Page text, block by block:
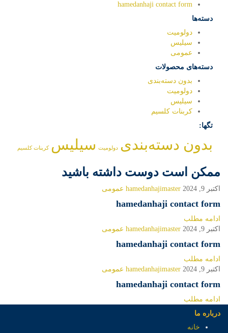
hamedanhaji contact form
دسته‌ها
دولومیت
سیلیس
عمومی
دسته‌های محصولات
بدون دسته‌بندی
دولومیت
سیلیس
کربنات کلسیم
تگها:
بدون دسته‌بندی دولومیت سیلیس کربنات کلسیم
ممکن است دوست داشته باشید
اکتبر 9, 2024 hamedanhajimaster عمومی
hamedanhaji contact form
ادامه مطلب
اکتبر 9, 2024
hamedanhajimaster عمومی
hamedanhaji contact form
ادامه مطلب
اکتبر 9, 2024
hamedanhajimaster عمومی
hamedanhaji contact form
ادامه مطلب
درباره ما
خانه